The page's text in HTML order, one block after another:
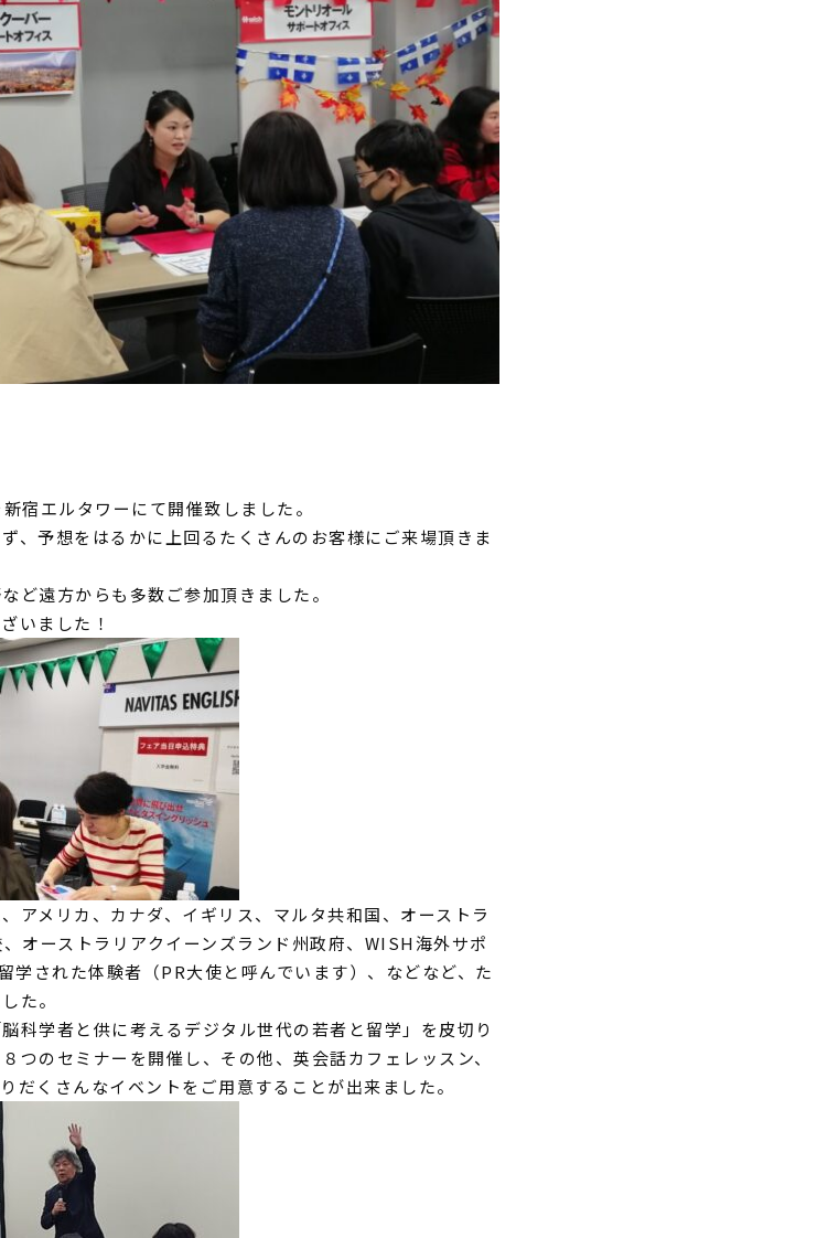
宿エルタワーにて開催致しました。
、 予想をはるかに上回るたくさんのお客様にご来場頂きま
ど遠方からも多数ご参加頂きました。
いました！
アメリカ、カナダ、 イギリス、マルタ共和国、オーストラ
オーストラリアクイーンズラ ンド州政府、WISH海外サポ
学された体験者（PR大使と呼んでいます）、
などなど、た
た。
脳科学者と供に考えるデジタル世代の若者と留学」を皮切り
つのセミナーを開催し、 その他、英会話カフェレッスン、
だくさんなイベントをご用意することが出来ました。